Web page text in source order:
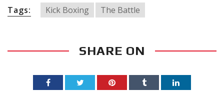
Tags: Kick Boxing The Battle
SHARE ON